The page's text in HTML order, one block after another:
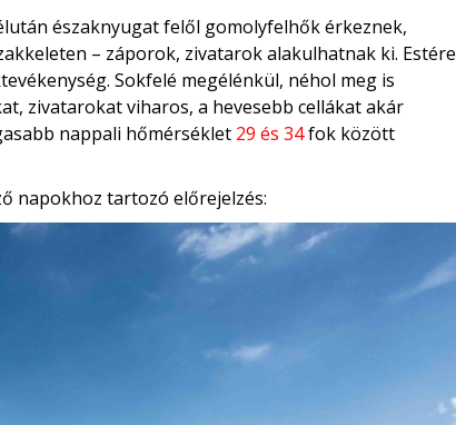
északnyugat felől gomolyfelhők érkeznek,
– záporok, zivatarok alakulhatnak ki. Estére
Sokfelé megélénkül, néhol meg is
zivatarokat viharos, a hevesebb cellákat akár
nappali hőmérséklet 29 és 34fok között
napokhoz tartozó előrejelzés: